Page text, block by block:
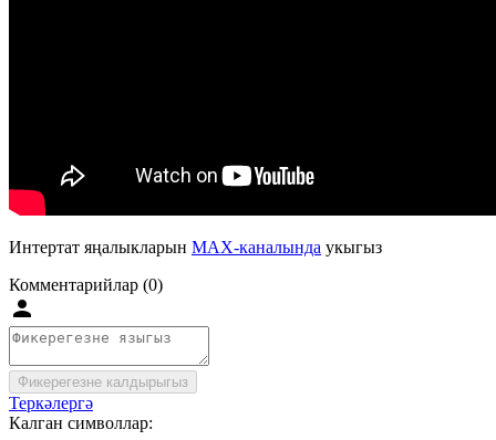
Интертат яңалыкларын MAX-каналында укыгыз
Комментарийлар (0)
Фикерегезне калдырыгыз
Теркәлергә
Калган символлар: